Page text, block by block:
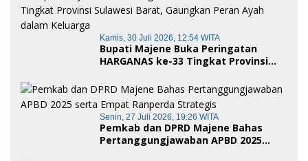
Kamis, 30 Juli 2026, 12:54 WITA
Bupati Majene Buka Peringatan
HARGANAS ke-33 Tingkat Provinsi
Ayah dalam Keluarga
Senin, 27 Juli 2026, 19:26 WITA
Pemkab dan DPRD Majene Bahas
Pertanggungjawaban APBD 2025